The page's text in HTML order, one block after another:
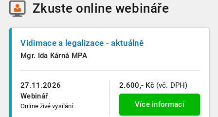
Zkuste online webináře
27.11.2026
Webinář
Online živé vysílání
Vidimace a legalizace - aktuálně
Mgr. Ida Kárná MPA
2.600,- Kč (vč. DPH)
Více informací